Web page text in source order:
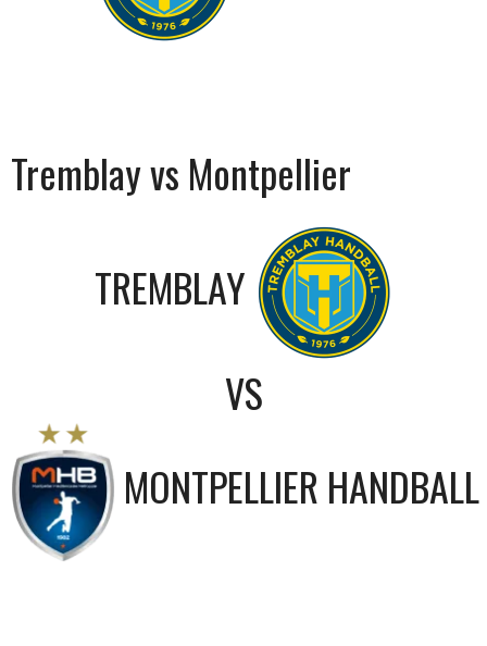
Tremblay vs Montpellier
TREMBLAY
VS
MONTPELLIER HANDBALL